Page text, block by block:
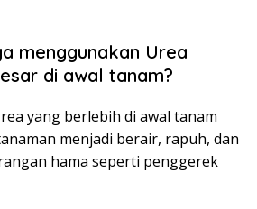
menggunakan Urea
di awal tanam?
yang berlebih di awal tanam
menjadi berair, rapuh, dan
hama seperti penggerek